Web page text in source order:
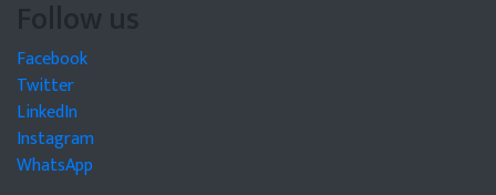
Follow us
Facebook
Twitter
LinkedIn
Instagram
WhatsApp